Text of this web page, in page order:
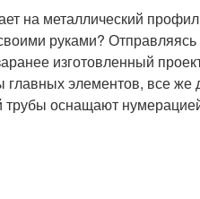
на металлический
руками? Отправляясь
изготовленный
элементов, все же
трубы оснащают